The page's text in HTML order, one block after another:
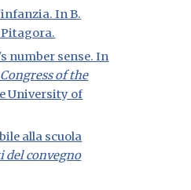
In B.
number sense. In
of the
University of
alla scuola
del convegno